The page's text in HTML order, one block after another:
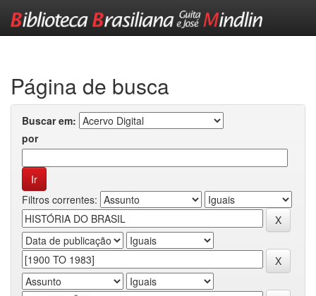
Página de busca
Buscar em:
por
Filtros correntes: